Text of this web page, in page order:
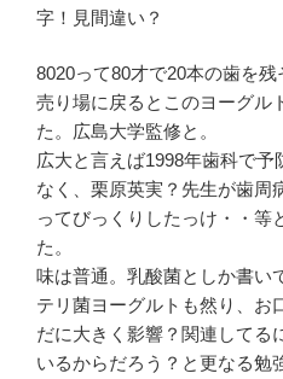
字！見間違い？
8020って80才で20本の歯を
売り場に戻るとこのヨーグル
た。広島大学監修と。
広大と言えば1998年歯科で
なく、栗原英実？先生が歯周
ってびっくりしたっけ・・等
た。
味は普通。乳酸菌としか書い
テリ菌ヨーグルトも然り、お
だに大きく影響？関連してる
いるからだろう？と更なる勉